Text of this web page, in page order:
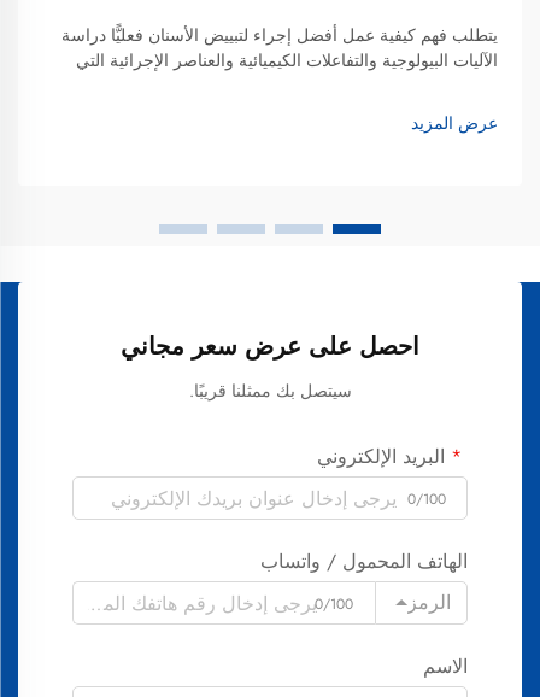
يتطلب فهم كيفية عمل أفضل إجراء لتبييض الأسنان فعليًّا دراسة
الآليات البيولوجية والتفاعلات الكيميائية والعناصر الإجرائية التي
تبييض الأسنان من طرق بدائية...
عرض المزيد
احصل على عرض سعر مجاني
سيتصل بك ممثلنا قريبًا.
البريد الإلكتروني
0/100
الهاتف المحمول / واتساب
الرمز
0/100
الاسم